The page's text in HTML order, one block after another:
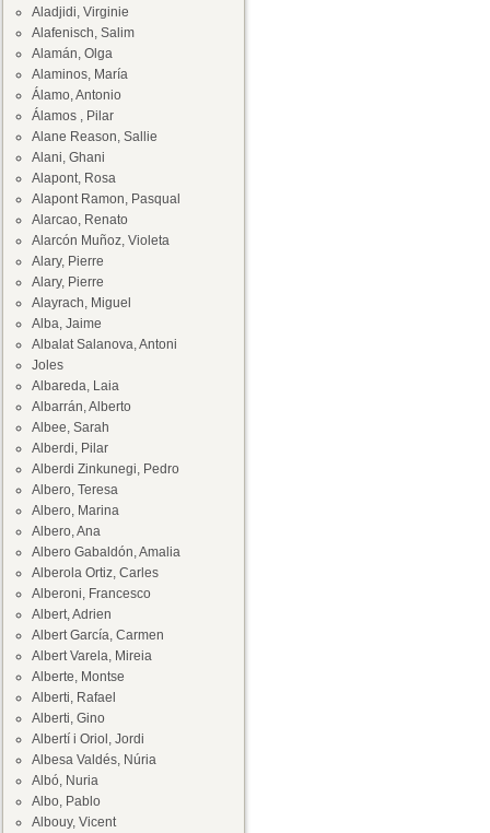
Aladjidi, Virginie
Alafenisch, Salim
Alamán, Olga
Alaminos, María
Álamo, Antonio
Álamos , Pilar
Alane Reason, Sallie
Alani, Ghani
Alapont, Rosa
Alapont Ramon, Pasqual
Alarcao, Renato
Alarcón Muñoz, Violeta
Alary, Pierre
Alary, Pierre
Alayrach, Miguel
Alba, Jaime
Albalat Salanova, Antoni
Joles
Albareda, Laia
Albarrán, Alberto
Albee, Sarah
Alberdi, Pilar
Alberdi Zinkunegi, Pedro
Albero, Teresa
Albero, Marina
Albero, Ana
Albero Gabaldón, Amalia
Alberola Ortiz, Carles
Alberoni, Francesco
Albert, Adrien
Albert García, Carmen
Albert Varela, Mireia
Alberte, Montse
Alberti, Rafael
Alberti, Gino
Albertí i Oriol, Jordi
Albesa Valdés, Núria
Albó, Nuria
Albo, Pablo
Albouy, Vicent